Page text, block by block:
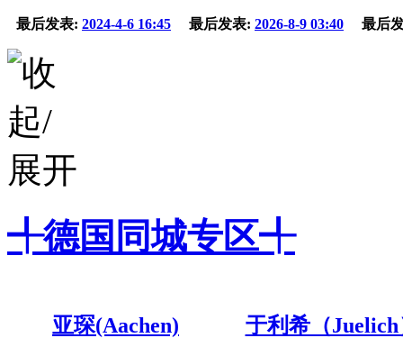
最后发表: 2024-4-6 16:45 最后发表: 2026-8-9 03:40 最后
╃德国同城专区╃
亚琛(Aachen) 于利希（Juelich